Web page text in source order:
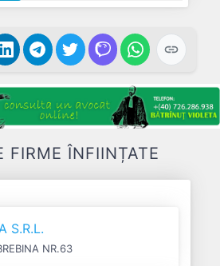
FIRME ÎNFIINȚATE
S.R.L.
NR.63